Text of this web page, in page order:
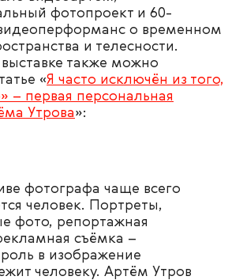
фотопроект и 60-
о временном
и телесности.
также можно
«Я часто исключён из того,
– первая персональная
Утрова»:
фотографа чаще всего
человек. Портреты,
фото, репортажная
съёмка –
в изображение
человеку. Артём Утров